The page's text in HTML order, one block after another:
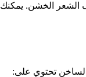
الخشن.
تحتوي على: